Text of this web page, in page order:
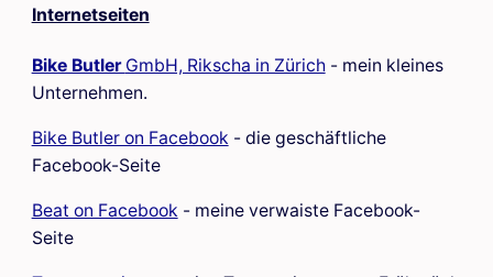
Internetseiten
Bike Butler GmbH, Rikscha in Zürich- mein kleines
Unternehmen.
Bike Butler on Facebook - die geschäftliche
Facebook-Seite
Beat on Facebook - meine verwaiste Facebook-
Seite